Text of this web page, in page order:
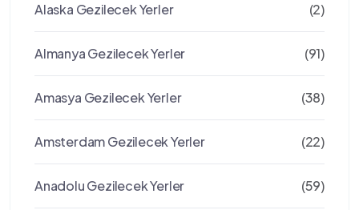
Alaska Gezilecek Yerler (2)
Almanya Gezilecek Yerler (91)
Amasya Gezilecek Yerler (38)
Amsterdam Gezilecek Yerler (22)
Anadolu Gezilecek Yerler (59)